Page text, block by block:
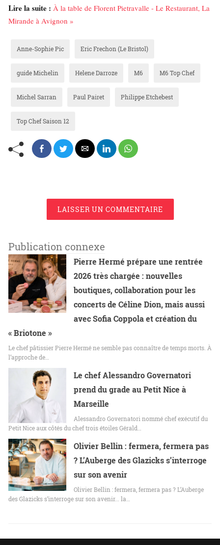
Lire la suite : À la table de Florent Pietravalle - Le Restaurant, La
Mirande à Avignon »
Anne-Sophie Pic Eric Frechon (Le Bristol)
guide Michelin Helene Darroze M6 M6 Top Chef
Michel Sarran Paul Pairet Philippe Etchebest
Top Chef Saison 12
LAISSER UN COMMENTAIRE
Publication connexe
Pierre Hermé prépare une rentrée
2026 très chargée : nouvelles
boutiques, collaboration pour les
concerts de Céline Dion, mais aussi
avec Sofia Coppola et création du
« Briotone »
Le chef pâtissier Pierre Hermé ne semble pas connaître de temps morts. À
l’approche de…
Le chef Alessandro Governatori
prend du grade au Petit Nice à
Marseille
Alessandro Governatori nommé chef exécutif du
Petit Nice aux côtés du chef trois étoiles Gérald…
Olivier Bellin : fermera, fermera pas
? L’Auberge des Glazicks s’interroge
sur son avenir
Olivier Bellin : fermera, fermera pas ? L’Auberge
des Glazicks s’interroge sur son avenir... la…